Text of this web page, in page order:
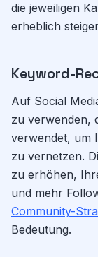
die jeweiligen
erheblich
Keyword-
Auf Social
zu verwenden,
verwendet, um
zu vernetzen.
zu erhöhen,
und mehr
Community-
Bedeutung.